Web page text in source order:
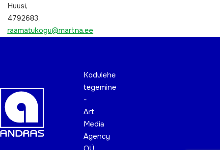
Huusi,
4792683,
raamatukogu@martna.ee
Kodulehe
tegemine
-
Art
Media
Agency